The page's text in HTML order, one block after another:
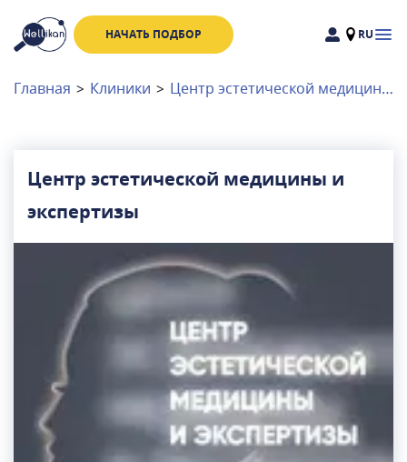
НАЧАТЬ ПОДБОР RU
Доктора
Клиники
Связаться с нами
Главная > Клиники > Центр эстетической медицины и экспертизы
Центр эстетической медицины и
экспертизы